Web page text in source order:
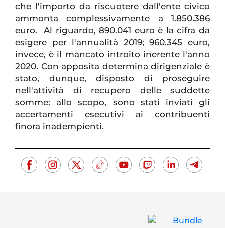
che l'importo da riscuotere dall'ente civico
ammonta complessivamente a 1.850.386
euro. Al riguardo, 890.041 euro è la cifra da
esigere per l'annualità 2019; 960.345 euro,
invece, è il mancato introito inerente l'anno
2020. Con apposita determina dirigenziale è
stato, dunque, disposto di proseguire
nell'attività di recupero delle suddette
somme: allo scopo, sono stati inviati gli
accertamenti esecutivi ai contribuenti
finora inadempienti.